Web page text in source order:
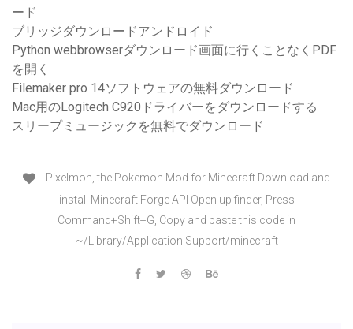
ード
ブリッジダウンロードアンドロイド
Python webbrowserダウンロード画面に行くことなくPDF
を開く
Filemaker pro 14ソフトウェアの無料ダウンロード
Mac用のLogitech C920ドライバーをダウンロードする
スリープミュージックを無料でダウンロード
Pixelmon, the Pokemon Mod for Minecraft Download and
install Minecraft Forge API Open up finder, Press
Command+Shift+G, Copy and paste this code in
~/Library/Application Support/minecraft